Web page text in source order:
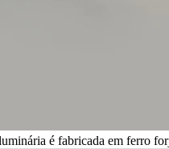
é fabricada em ferro